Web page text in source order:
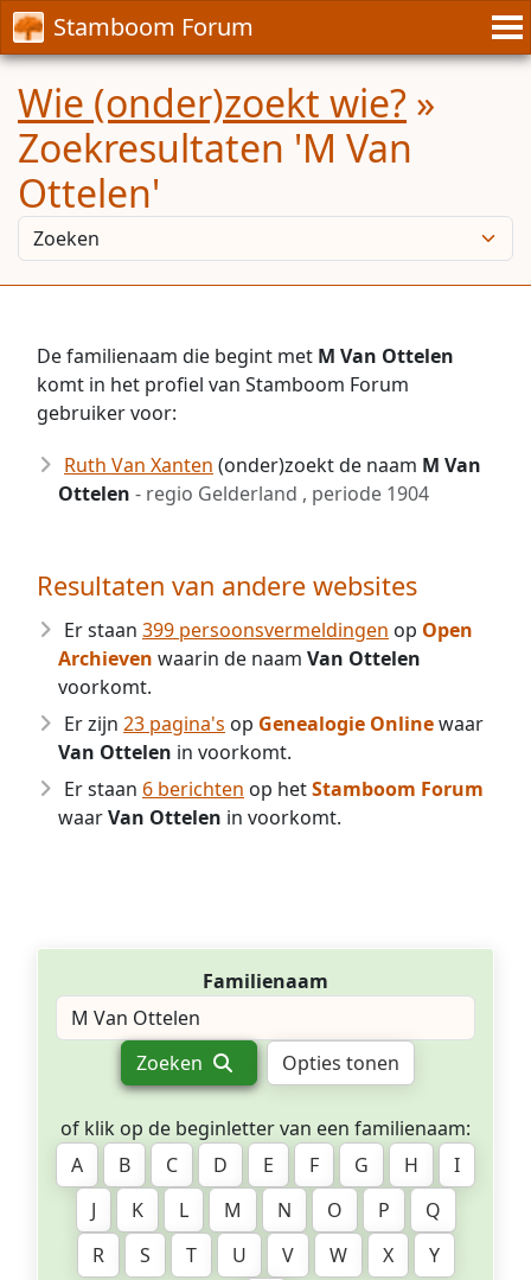
Stamboom Forum
Wie (onder)zoekt wie? »
Zoekresultaten 'M Van
Ottelen'
De familienaam die begint met M Van Ottelen
komt in het profiel van Stamboom Forum
gebruiker voor:
Ruth Van Xanten (onder)zoekt de naam M Van
Ottelen - regio Gelderland , periode 1904
Resultaten van andere websites
Er staan 399 persoonsvermeldingen op Open
Archieven waarin de naam Van Ottelen
voorkomt.
Er zijn 23 pagina's op Genealogie Onlinewaar
Van Ottelen in voorkomt.
Er staan 6 berichten op hetStamboom Forum
waarVan Ottelen in voorkomt.
Familienaam
Zoeken Opties tonen
of klik op de beginletter van een familienaam:
A
B C D E F G H
I
J
K L M N O P
Q
R
S T U V W X
Y